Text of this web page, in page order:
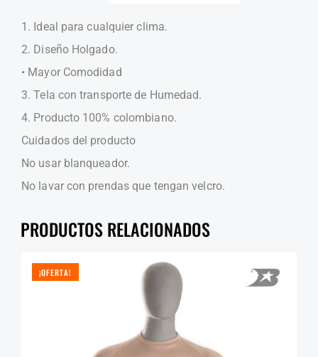
1. Ideal para cualquier clima.
2. Diseño Holgado.
• Mayor Comodidad
3. Tela con transporte de Humedad.
4. Producto 100% colombiano.
Cuidados del producto
No usar blanqueador.
No lavar con prendas que tengan velcro.
PRODUCTOS RELACIONADOS
¡OFERTA!